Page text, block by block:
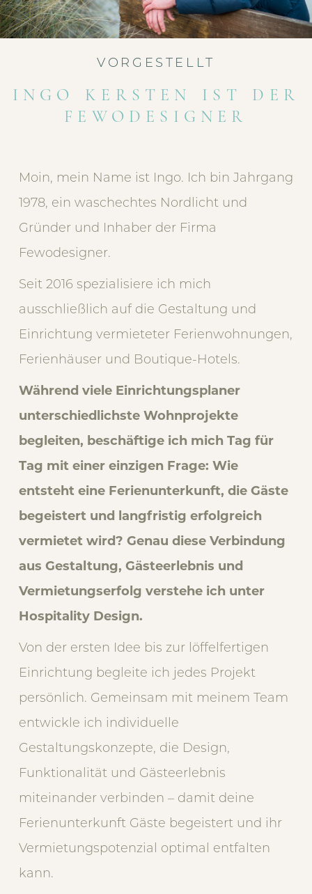
VORGESTELLT
INGO KERSTEN IST DER
FEWODESIGNER
Moin, mein Name ist Ingo. Ich bin Jahrgang
1978, ein waschechtes Nordlicht und
Gründer und Inhaber der Firma
Fewodesigner.
Seit 2016 spezialisiere ich mich
ausschließlich auf die Gestaltung und
Einrichtung vermieteter Ferienwohnungen,
Ferienhäuser und Boutique-Hotels.
Während viele Einrichtungsplaner
unterschiedlichste Wohnprojekte
begleiten, beschäftige ich mich Tag für
Tag mit einer einzigen Frage: Wie
entsteht eine Ferienunterkunft, die Gäste
begeistert und langfristig erfolgreich
vermietet wird? Genau diese Verbindung
aus Gestaltung, Gästeerlebnis und
Vermietungserfolg verstehe ich unter
Hospitality Design.
Von der ersten Idee bis zur löffelfertigen
Einrichtung begleite ich jedes Projekt
persönlich. Gemeinsam mit meinem Team
entwickle ich individuelle
Gestaltungskonzepte, die Design,
Funktionalität und Gästeerlebnis
miteinander verbinden – damit deine
Ferienunterkunft Gäste begeistert und ihr
Vermietungspotenzial optimal entfalten
kann.